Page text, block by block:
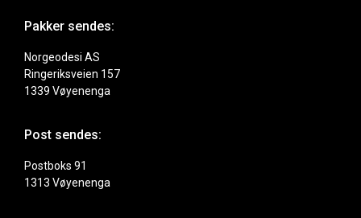
Pakker sendes:
Norgeodesi AS
Ringeriksveien 157
1339 Vøyenenga
Post sendes:
Postboks 91
1313 Vøyenenga